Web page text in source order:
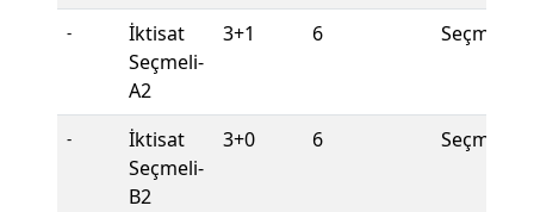
-
İktisat
Seçmeli-
A2
3+1 6 Seçmeli
-
İktisat
Seçmeli-
B2
3+0 6 Seçmeli